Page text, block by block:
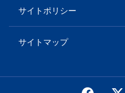
サイトポリシー
サイトマップ